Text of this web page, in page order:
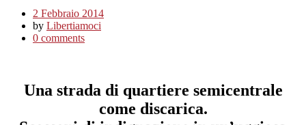
2 Febbraio 2014
by Libertiamoci
0 comments
Una strada di quartiere semicentrale
come discarica.